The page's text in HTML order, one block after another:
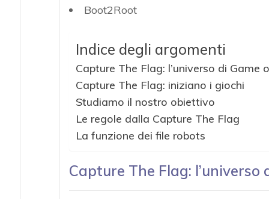
Boot2Root
Indice degli argomenti
Capture The Flag: l’universo di Game
Capture The Flag: iniziano i giochi
Studiamo il nostro obiettivo
Le regole dalla Capture The Flag
La funzione dei file robots
Capture The Flag: l’universo